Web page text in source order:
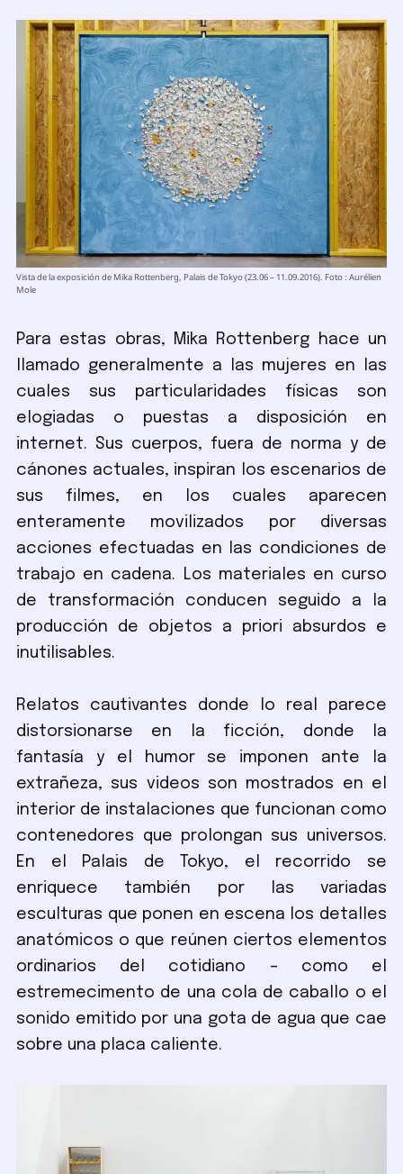
Vista de la exposición de Mika Rottenberg, Palais de Tokyo (23.06 – 11.09.2016). Foto : Aurélien
Mole
Para estas obras, Mika Rottenberg hace un
llamado generalmente a las mujeres en las
cuales sus particularidades físicas son
elogiadas o puestas a disposición en
internet. Sus cuerpos, fuera de norma y de
cánones actuales, inspiran los escenarios de
sus filmes, en los cuales aparecen
enteramente movilizados por diversas
acciones efectuadas en las condiciones de
trabajo en cadena. Los materiales en curso
de transformación conducen seguido a la
producción de objetos a priori absurdos e
inutilisables.
Relatos cautivantes donde lo real parece
distorsionarse en la ficción, donde la
fantasía y el humor se imponen ante la
extrañeza, sus videos son mostrados en el
interior de instalaciones que funcionan como
contenedores que prolongan sus universos.
En el Palais de Tokyo, el recorrido se
enriquece también por las variadas
esculturas que ponen en escena los detalles
anatómicos o que reúnen ciertos elementos
ordinarios del cotidiano – como el
estremecimento de una cola de caballo o el
sonido emitido por una gota de agua que cae
sobre una placa caliente.